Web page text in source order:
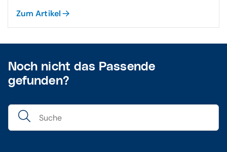
Zum Artikel
Noch nicht das Passende
gefunden?